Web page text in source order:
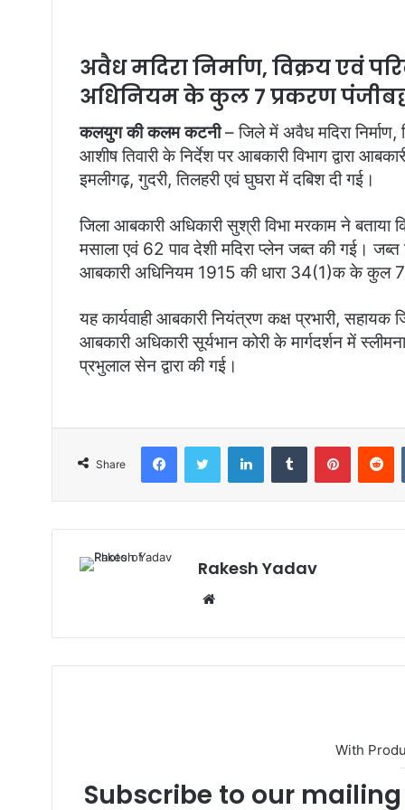
अवैध मदिरा निर्माण, विक्रय एवं
अधिनियम के कुल 7 प्रकरण
कलयुग की कलम कटनी– जिले में अवैध मदिरा
आशीष तिवारी के निर्देश पर आबकारी विभाग द्वारा
इमलीगढ़, गुदरी, तिलहरी एवं घुघरा में दबिश दी गई।
जिला आबकारी अधिकारी सुश्री विभा मरकाम ने बताया
मसाला एवं 62 पाव देशी मदिरा प्लेन जब्त की गई।
आबकारी अधिनियम 1915 की धारा 34(1)क के कुल
यह कार्यवाही आबकारी नियंत्रण कक्ष प्रभारी,
आबकारी अधिकारी सूर्यभान कोरी के मार्गदर्शन में
प्रभुलाल सेन द्वारा की गई।
Share
Rakesh Yadav
b
s
With
Subscribe to our